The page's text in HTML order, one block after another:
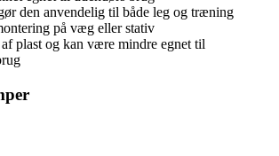
den anvendelig til både leg og træning
på væg eller stativ
plast og kan være mindre egnet til